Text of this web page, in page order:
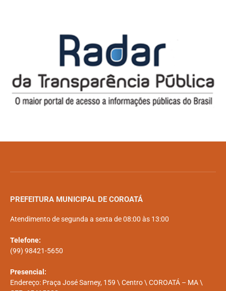
PREFEITURA MUNICIPAL DE COROATÁ
Atendimento de segunda a sexta de 08:00 às 13:00
Telefone:
(99) 98421-5650
Presencial:
Endereço: Praça José Sarney, 159 \ Centro \ COROATÁ – MA \